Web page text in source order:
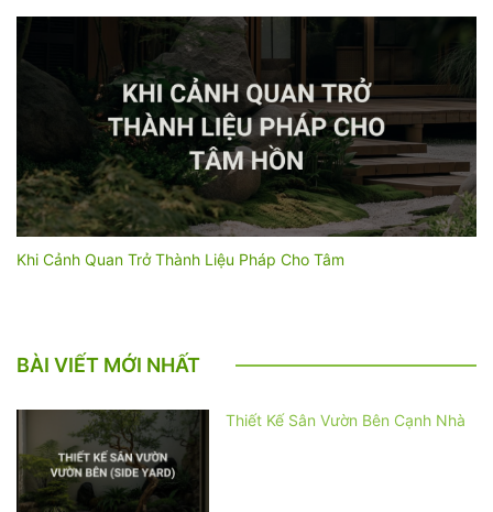
Khi Cảnh Quan Trở Thành Liệu Pháp Cho Tâm
BÀI VIẾT MỚI NHẤT
Thiết Kế Sân Vườn Bên Cạnh Nhà